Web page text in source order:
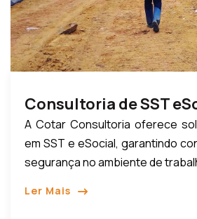
Consultoria de SST
A Cotar Consultoria oferece
em SST e eSocial, garantindo
segurança no ambiente de
Ler Mais